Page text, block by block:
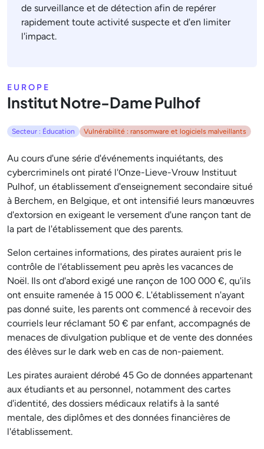
de surveillance et de détection afin de repérer
rapidement toute activité suspecte et d'en limiter
l'impact.
EUROPE
Institut Notre-Dame Pulhof
Secteur : Éducation Vulnérabilité : ransomware et logiciels malveillants
Au cours d'une série d'événements inquiétants, des
cybercriminels ont piraté l'Onze-Lieve-Vrouw Instituut
Pulhof, un établissement d'enseignement secondaire situé
à Berchem, en Belgique, et ont intensifié leurs manœuvres
d'extorsion en exigeant le versement d'une rançon tant de
la part de l'établissement que des parents.
Selon certaines informations, des pirates auraient pris le
contrôle de l'établissement peu après les vacances de
Noël. Ils ont d'abord exigé une rançon de 100 000 €, qu'ils
ont ensuite ramenée à 15 000 €. L'établissement n'ayant
pas donné suite, les parents ont commencé à recevoir des
courriels leur réclamant 50 € par enfant, accompagnés de
menaces de divulgation publique et de vente des données
des élèves sur le dark web en cas de non-paiement.
Les pirates auraient dérobé 45 Go de données appartenant
aux étudiants et au personnel, notamment des cartes
d'identité, des dossiers médicaux relatifs à la santé
mentale, des diplômes et des données financières de
l'établissement.